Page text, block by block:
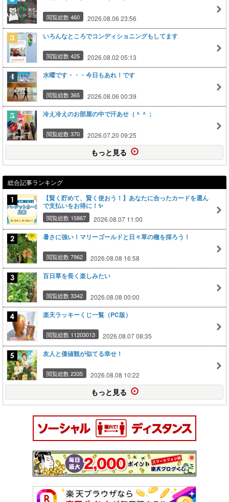
閲覧総数 460 2026.08.06 23:56
いろんなところでコンディショニングもしてます
閲覧総数 425 2026.08.02 05:13
水曜です・・・今日もあれ！です
閲覧総数 365 2026.08.06 00:39
冷え冷えのお部屋の中で汗あせ（＾＾；
閲覧総数 370 2026.07.20 09:25
もっと見る
総合記事ランキング
【賢く貯めて、賢く使おう！】あなたに合ったカードを選ん
で支払いをお得に！✨
閲覧総数 15867 2026.08.07 11:00
暑さに強い！マリーゴールドと日々草の種を採ろう！
閲覧総数 7962 2026.08.08 16:58
百日草を長く楽しみたい
閲覧総数 3342 2026.08.08 00:00
楽天ラッキーくじ一覧（PC版）
閲覧総数 11203013 2026.08.07 08:35
友人と価値観が似てる幸せ！
閲覧総数 2335 2026.08.08 10:22
もっと見る